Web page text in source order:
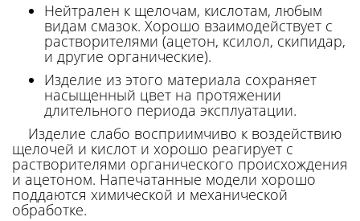
Нейтрален к щелочам, кислотам, любым
видам смазок. Хорошо взаимодействует с
растворителями (ацетон, ксилол, скипидар,
и другие органические).
Изделие из этого материала сохраняет
насыщенный цвет на протяжении
длительного периода эксплуатации.
Изделие слабо восприимчиво к воздействию
щелочей и кислот и хорошо реагирует с
растворителями органического происхождения
и ацетоном. Напечатанные модели хорошо
поддаются химической и механической
обработке.